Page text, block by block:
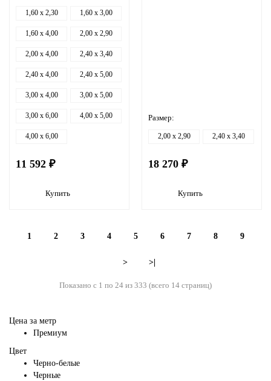
1,60 x 2,30 1,60 x 3,00
1,60 x 4,00 2,00 x 2,90
2,00 x 4,00 2,40 x 3,40
2,40 x 4,00 2,40 x 5,00
3,00 x 4,00 3,00 x 5,00
3,00 x 6,00 4,00 x 5,00
4,00 x 6,00
11 592 ₽
Купить
Размер:
2,00 x 2,90 2,40 x 3,40
18 270 ₽
Купить
1 2 3 4 5 6 7 8 9
> >|
Показано с 1 по 24 из 333 (всего 14 страниц)
Цена за метр
Премиум
Цвет
Черно-белые
Черные